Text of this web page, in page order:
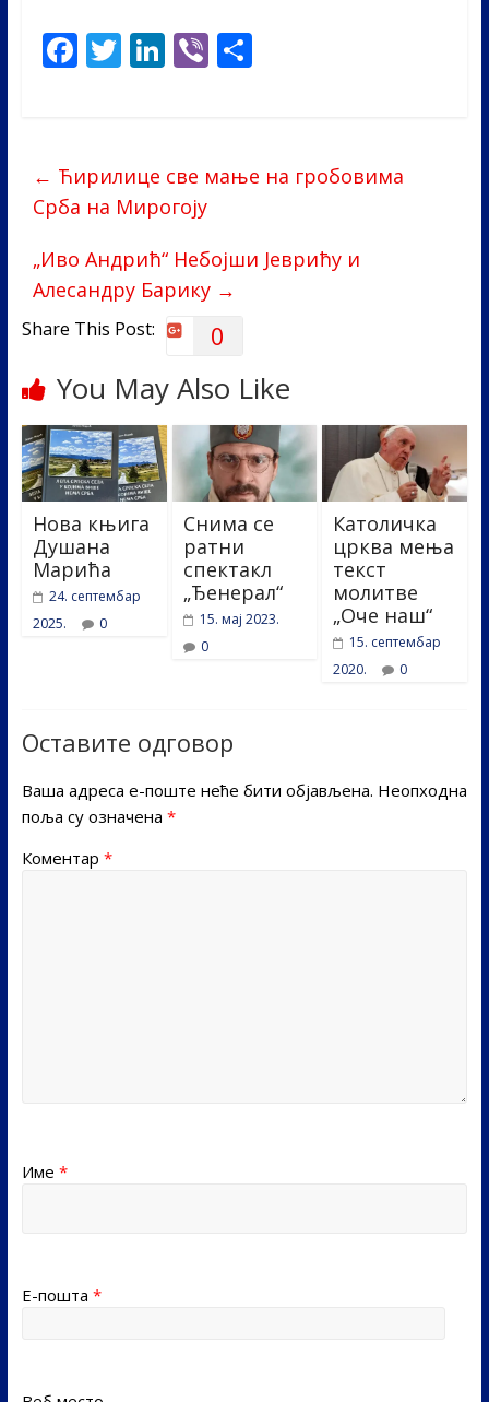
F
o
o
k
T Li
dI
n
Vi S
← Ћирилице све мање на гробовима
Срба на Мирогоју
„Иво Андрић“ Небојши Јеврићу и
Алесандру Барику →
Share This Post: 0
You May Also Like
Нова књига
Душана
Марића
24. септембар
2025.
0
Снима се
ратни
спектакл
„Ђенерал“
15. мај 2023.
0
Католичка
црква мења
текст
молитве
„Оче наш“
15. септембар
2020.
0
Оставите одговор
Ваша адреса е-поште неће бити објављена. Неопходна
поља су означена *
Коментар *
Име *
Е-пошта *